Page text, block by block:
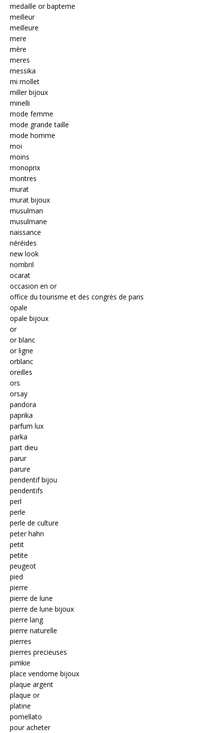
medaille or bapteme
meilleur
meilleure
mere
mère
meres
messika
mi mollet
miller bijoux
minelli
mode femme
mode grande taille
mode homme
moi
moins
monoprix
montres
murat
murat bijoux
musulman
musulmane
naissance
néréides
new look
nombril
ocarat
occasion en or
office du tourisme et des congrès de paris
opale
opale bijoux
or
or blanc
or ligne
orblanc
oreilles
ors
orsay
pandora
paprika
parfum lux
parka
part dieu
parur
parure
pendentif bijou
pendentifs
perl
perle
perle de culture
peter hahn
petit
petite
peugeot
pied
pierre
pierre de lune
pierre de lune bijoux
pierre lang
pierre naturelle
pierres
pierres precieuses
pimkie
place vendome bijoux
plaque argent
plaque or
platine
pomellato
pour acheter